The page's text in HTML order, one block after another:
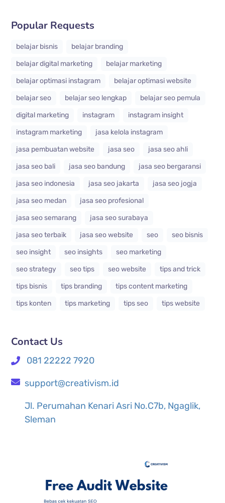
Popular Requests
belajar bisnis
belajar branding
belajar digital marketing
belajar marketing
belajar optimasi instagram
belajar optimasi website
belajar seo
belajar seo lengkap
belajar seo pemula
digital marketing
instagram
instagram insight
instagram marketing
jasa kelola instagram
jasa pembuatan website
jasa seo
jasa seo ahli
jasa seo bali
jasa seo bandung
jasa seo bergaransi
jasa seo indonesia
jasa seo jakarta
jasa seo jogja
jasa seo medan
jasa seo profesional
jasa seo semarang
jasa seo surabaya
jasa seo terbaik
jasa seo website seo
seo bisnis
seo insight
seo insights
seo marketing
seo strategy
seo tips seo website
tips and trick
tips bisnis
tips branding
tips content marketing
tips konten
tips marketing tips seo tips website
Contact Us
081 22222 7920
support@creativism.id
Jl. Perumahan Kenari Asri No.C7b, Ngaglik,
Sleman